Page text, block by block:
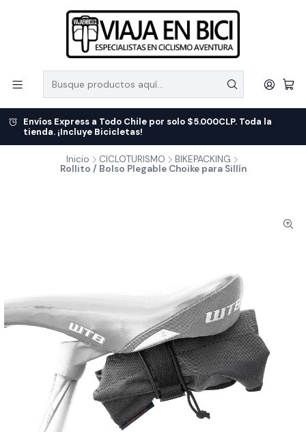
Envíos Express a Todo Chile por solo $5.000CLP. Toda la
tienda. ¡Incluye Bicicletas!
Inicio CICLOTURISMO
BIKEPACKING
Rollito / Bolso Plegable Choike para Sillín